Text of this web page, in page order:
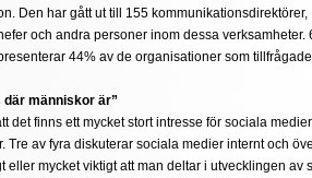
Den har gått ut till 155 kommunikationsdirektörer,
och andra personer inom dessa verksamheter.
44% av de organisationer som
där människor är”
det finns ett mycket stort intresse för sociala
Tre av fyra diskuterar sociala medier internt och
eller mycket viktigt att man deltar i utvecklingen av